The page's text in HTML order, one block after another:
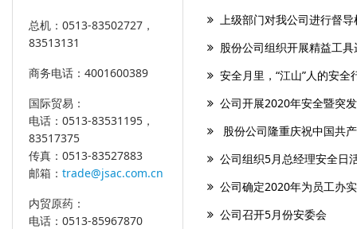
总机：0513-83502727，
83513131
商务电话：4001600389
国际贸易：
电话：0513-83531195，
83517375
传真：0513-83527883
邮箱： trade@jsac.com.cn
内贸原药：
电话：0513-85967870
上级部门对我公司进行督导
股份公司组织开展精益工
安全月里，“江山”人的安全
公司开展2020年安全暨突
股份公司隆重庆祝中国共
公司组织5月总经理安全日
公司确定2020年为员工办
公司召开5月份安委会